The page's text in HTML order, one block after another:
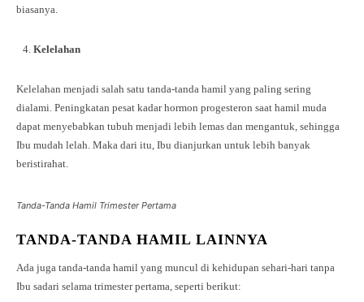
biasanya.
Kelelahan
Kelelahan menjadi salah satu tanda-tanda hamil yang paling sering
dialami. Peningkatan pesat kadar hormon progesteron saat hamil muda
dapat menyebabkan tubuh menjadi lebih lemas dan mengantuk, sehingga
Ibu mudah lelah. Maka dari itu, Ibu dianjurkan untuk lebih banyak
beristirahat.
Tanda-Tanda Hamil Trimester Pertama
TANDA-TANDA HAMIL LAINNYA
Ada juga tanda-tanda hamil yang muncul di kehidupan sehari-hari tanpa
Ibu sadari selama trimester pertama, seperti berikut: